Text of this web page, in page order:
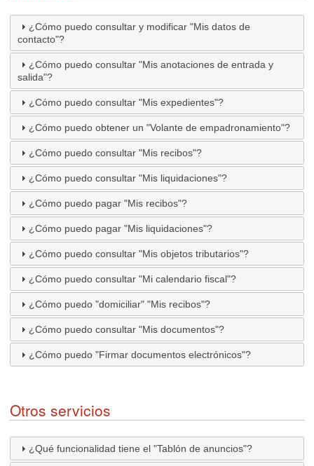
¿Cómo puedo consultar y modificar "Mis datos de
contacto"?
¿Cómo puedo consultar "Mis anotaciones de entrada y
salida"?
¿Cómo puedo consultar "Mis expedientes"?
¿Cómo puedo obtener un "Volante de empadronamiento"?
¿Cómo puedo consultar "Mis recibos"?
¿Cómo puedo consultar "Mis liquidaciones"?
¿Cómo puedo pagar "Mis recibos"?
¿Cómo puedo pagar "Mis liquidaciones"?
¿Cómo puedo consultar "Mis objetos tributarios"?
¿Cómo puedo consultar "Mi calendario fiscal"?
¿Cómo puedo "domiciliar" "Mis recibos"?
¿Cómo puedo consultar "Mis documentos"?
¿Cómo puedo "Firmar documentos electrónicos"?
Otros servicios
¿Qué funcionalidad tiene el "Tablón de anuncios"?